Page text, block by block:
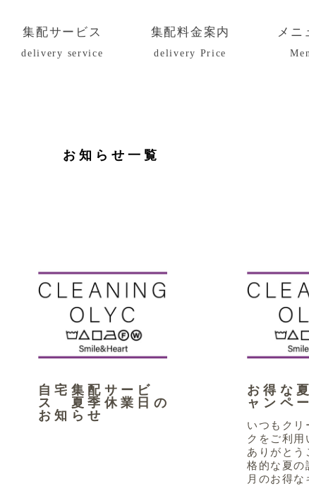
集配サービス
delivery service
集配料金案内
delivery Price
メニ
お知らせ一覧
自宅集配サービ
ス 夏季休業日の
お知らせ
お得な
ャンペ
いつもクリ
クをご利用
ありがとう
格的な夏の
月のお得な